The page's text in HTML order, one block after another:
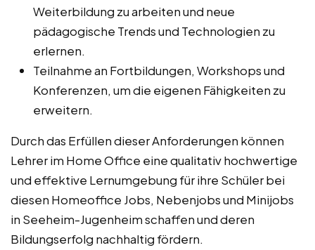
Weiterbildung zu arbeiten und neue
pädagogische Trends und Technologien zu
erlernen.
Teilnahme an Fortbildungen, Workshops und
Konferenzen, um die eigenen Fähigkeiten zu
erweitern.
Durch das Erfüllen dieser Anforderungen können
Lehrer im Home Office eine qualitativ hochwertige
und effektive Lernumgebung für ihre Schüler bei
diesen Homeoffice Jobs, Nebenjobs und Minijobs
in Seeheim-Jugenheim schaffen und deren
Bildungserfolg nachhaltig fördern.